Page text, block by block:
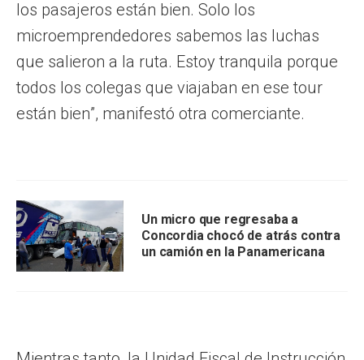
los pasajeros están bien. Solo los
microemprendedores sabemos las luchas
que salieron a la ruta. Estoy tranquila porque
todos los colegas que viajaban en ese tour
están bien”, manifestó otra comerciante.
Un micro que regresaba a
Concordia chocó de atrás contra
un camión en la Panamericana